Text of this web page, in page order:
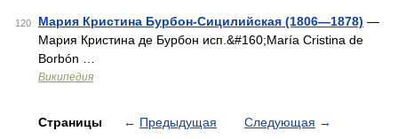
120 Мария Кристина Бурбон-Сицилийская (1806—1878) —
Мария Кристина де Бурбон исп.&#160;María Cristina de
Borbón …
Википедия
Страницы ← Предыдущая Следующая →